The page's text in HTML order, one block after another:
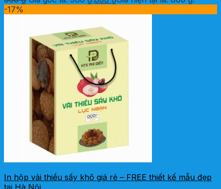
-17%
In hộp vải thiều sấy khô giá rẻ – FREE thiết kế mẫu đẹp
tại Hà Nội